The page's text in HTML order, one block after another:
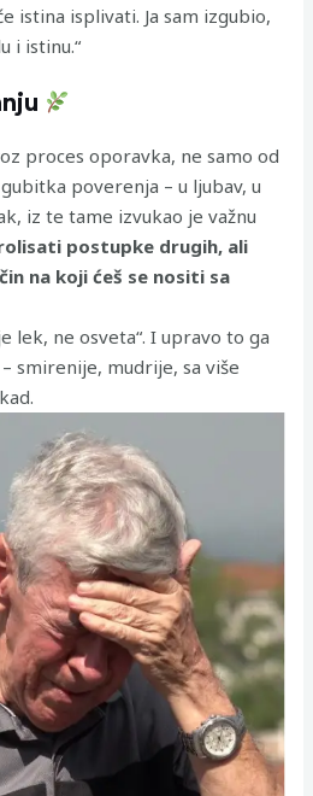
istina isplivati. Ja sam izgubio,
i istinu.“
proces oporavka, ne samo od
poverenja – u ljubav, u
iz te tame izvukao je važnu
postupke drugih, ali
na koji ćeš se nositi sa
lek, ne osveta“. I upravo to ga
smirenije, mudrije, sa više